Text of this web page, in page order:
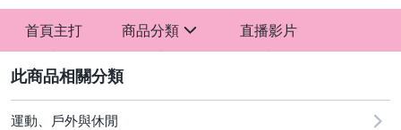
首頁主打 商品分類 直播影片
運動、戶外與休閒